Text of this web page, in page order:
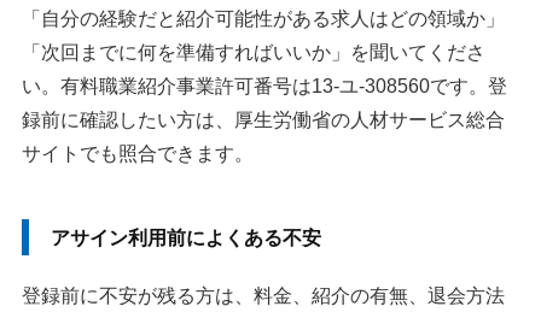
「自分の経験だと紹介可能性がある求人はどの領域か」
「次回までに何を準備すればいいか」を聞いてくださ
い。有料職業紹介事業許可番号は13-ユ-308560です。登
録前に確認したい方は、厚生労働省の人材サービス総合
サイトでも照合できます。
アサイン利用前によくある不安
登録前に不安が残る方は、料金、紹介の有無、退会方法